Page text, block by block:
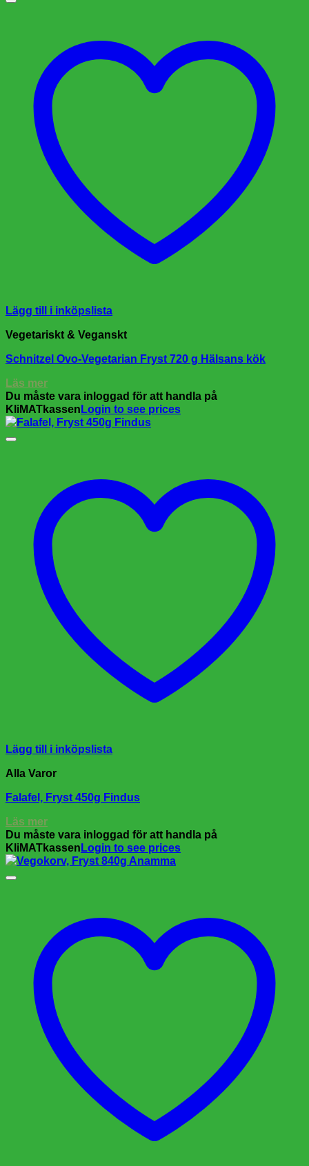
Lägg till i inköpslista
Vegetariskt & Veganskt
Schnitzel Ovo-Vegetarian Fryst 720 g Hälsans kök
Läs mer
Du måste vara inloggad för att handla på
KliMATkassen Login to see prices
Lägg till i inköpslista
Alla Varor
Falafel, Fryst 450g Findus
Läs mer
Du måste vara inloggad för att handla på
KliMATkassen Login to see prices